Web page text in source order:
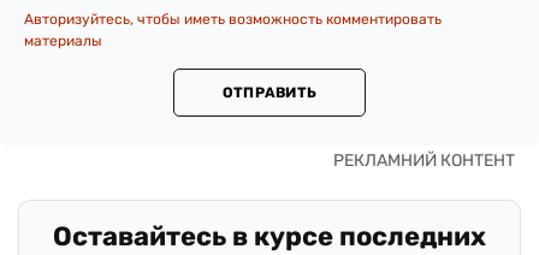
Авторизуйтесь, чтобы иметь возможность комментировать
материалы
ОТПРАВИТЬ
Оставайтесь в курсе последних